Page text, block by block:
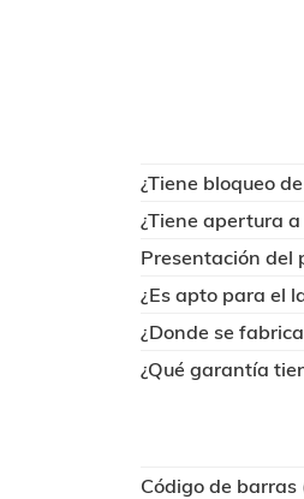
¿Tiene bloqueo
¿Tiene apertura
Presentación del
¿Es apto para el
¿Donde se
¿Qué garantía
Código de barras